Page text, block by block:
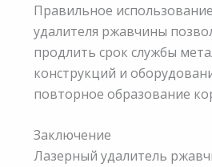
Правильное
удалителя ржавчины
продлить срок службы
конструкций и
повторное образование
Заключение
Лазерный удалитель